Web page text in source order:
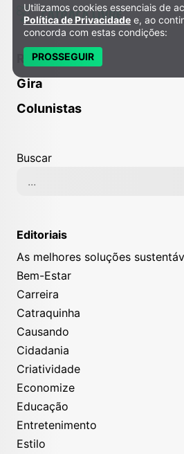
Receitas
Gira
Colunistas
Buscar
Editoriais
As melhores soluções
Bem-Estar
Carreira
Catraquinha
Causando
Cidadania
Criatividade
Economize
Educação
Entretenimento
Estilo
Política de Privacidade e Cookies
Utilizamos cookies essenciais de
Política de Privacidade e, ao
concorda com estas condições:
PROSSEGUIR